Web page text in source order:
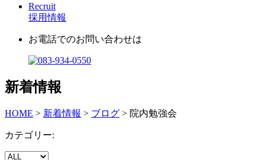
Recruit
採用情報
お電話でのお問い合わせは
新着情報
HOME > 新着情報 > ブログ > 院内勉強会
カテゴリー: